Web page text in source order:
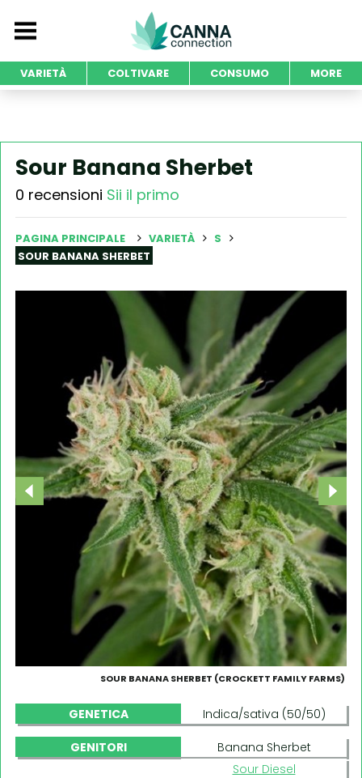
VARIETÀ COLTIVARE CONSUMO MORE
Sour Banana Sherbet
0 recensioni Sii il primo
PAGINA PRINCIPALE VARIETÀ
S
SOUR BANANA SHERBET
SOUR BANANA SHERBET (CROCKETT FAMILY FARMS)
GENETICA Indica/sativa (50/50)
GENITORI
Banana Sherbet
Sour Diesel